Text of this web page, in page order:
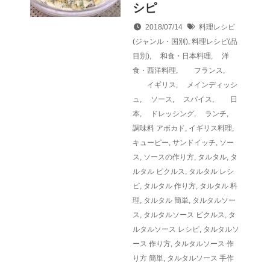
シピ
2018/07/14
料理レシピ
(ジャンル・国別), 料理レシピ(品
目別), 和食・日本料理,
洋
食・西洋料理, フランス,
イギリス,
メインディッシ
ュ , ソース, スパイス,
日
本, ドレッシング, ランチ,
調味料 アボカド, イギリス料理,
キューピー, サンドイッチ, ソー
ス, ソースの作り方, タルタル, タ
ルタル ピクルス, タルタル レシ
ピ, タルタル 作り方, タルタル 料
理, タルタル 簡単, タルタルソー
ス, タルタルソース ピクルス, タ
ルタルソース レシピ, タルタルソ
ース 作り方, タルタルソース 作
り方 簡単, タルタルソース 手作